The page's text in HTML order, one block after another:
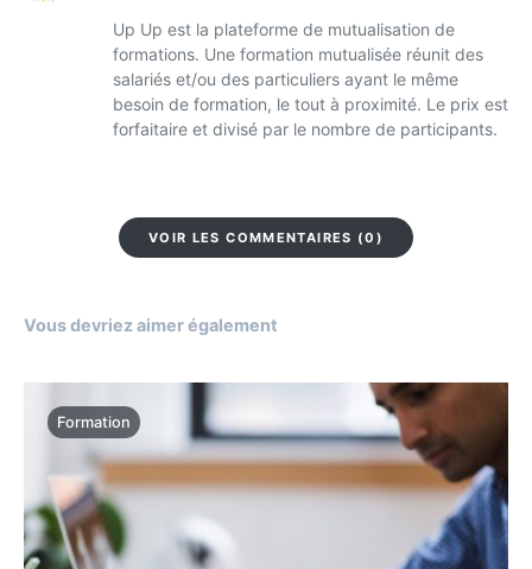
Up Up est la plateforme de mutualisation de
formations. Une formation mutualisée réunit des
salariés et/ou des particuliers ayant le même
besoin de formation, le tout à proximité. Le prix est
forfaitaire et divisé par le nombre de participants.
VOIR LES COMMENTAIRES (0)
Vous devriez aimer également
Formation